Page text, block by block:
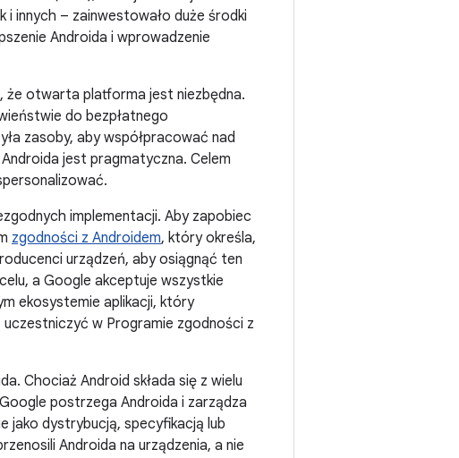
innych – zainwestowało duże środki
Androida i wprowadzenie
że otwarta platforma jest niezbędna.
do bezpłatnego
zasoby, aby współpracować nad
jest pragmatyczna. Celem
implementacji. Aby zapobiec
zgodności z Androidem, który określa,
urządzeń, aby osiągnąć ten
a Google akceptuje wszystkie
ekosystemie aplikacji, który
w Programie zgodności z
Chociaż Android składa się z wielu
postrzega Androida i zarządza
jako dystrybucją, specyfikacją lub
Androida na urządzenia, a nie